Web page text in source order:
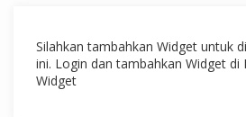
Silahkan tambahkan Widget untuk
ini. Login dan tambahkan Widget di
Widget